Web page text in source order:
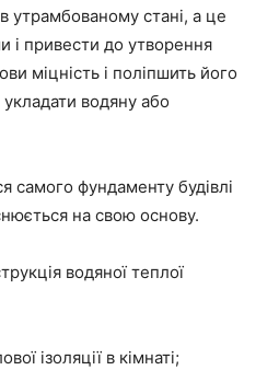
в утрамбованому стані, а це
привести до утворення
міцність і поліпшить його
водяну або
самого фундаменту будівлі
на свою основу.
водяної теплої
ізоляції в кімнаті;